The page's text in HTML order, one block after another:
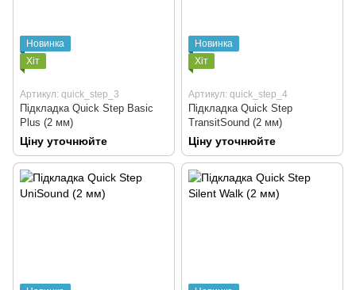
Новинка
Хіт
Артикул: quick_step_3
Підкладка Quick Step Basic
Plus (2 мм)
Ціну уточнюйте
Новинка
Хіт
Артикул: quick_step_4
Підкладка Quick Step
TransitSound (2 мм)
Ціну уточнюйте